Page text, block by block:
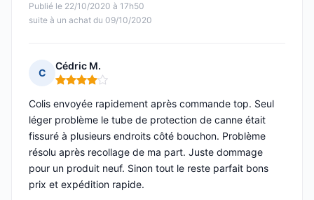
Publié le 22/10/2020 à 17h50
suite à un achat du 09/10/2020
C
Cédric M.
Note : 4 sur 5
Colis envoyée rapidement après commande top. Seul
léger problème le tube de protection de canne était
fissuré à plusieurs endroits côté bouchon. Problème
résolu après recollage de ma part. Juste dommage
pour un produit neuf. Sinon tout le reste parfait bons
prix et expédition rapide.